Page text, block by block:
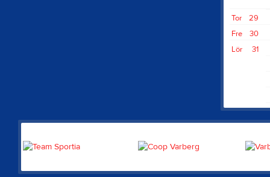
29
Tor
30
Fre
31
Lör